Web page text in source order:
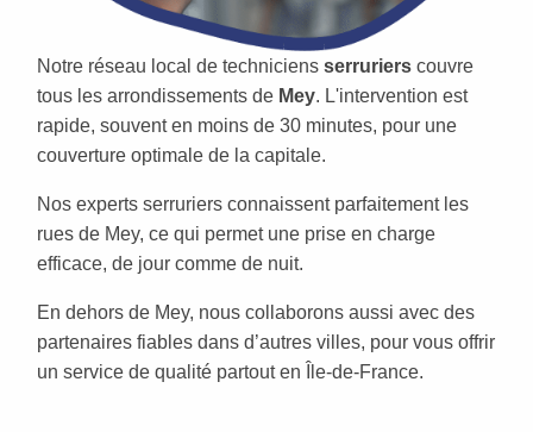
Notre réseau local de techniciens serruriers couvre
tous les arrondissements de Mey. L'intervention est
rapide, souvent en moins de 30 minutes, pour une
couverture optimale de la capitale.
Nos experts serruriers connaissent parfaitement les
rues de Mey, ce qui permet une prise en charge
efficace, de jour comme de nuit.
En dehors de Mey, nous collaborons aussi avec des
partenaires fiables dans d’autres villes, pour vous offrir
un service de qualité partout en Île-de-France.